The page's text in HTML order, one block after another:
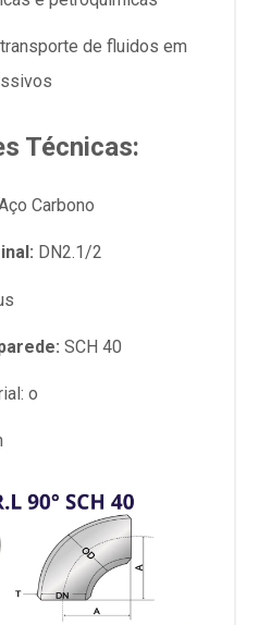
de fluidos em
Técnicas:
Carbono
DN2.1/2
SCH 40
o